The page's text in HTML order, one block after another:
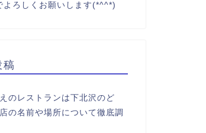
よろしくお願いします(*^^*)
のレストランは下北沢のど
の名前や場所について徹底調